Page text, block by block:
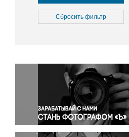
Культура
Медицина
Окружающая среда
Политика
Правосудие
Происшествия и конфликты
Религия
Светская жизнь
Сбросить фильтр